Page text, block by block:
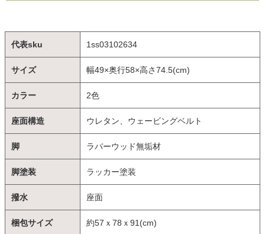
代表sku 1ss03102634
サイズ 幅49×奥行58×高さ74.5(cm)
カラー 2色
座面構造 ウレタン、ウェービングベルト
脚 ラバーウッド無垢材
脚塗装 ラッカー塗装
撥水 座面
梱包サイズ 約57ｘ78ｘ91(cm)